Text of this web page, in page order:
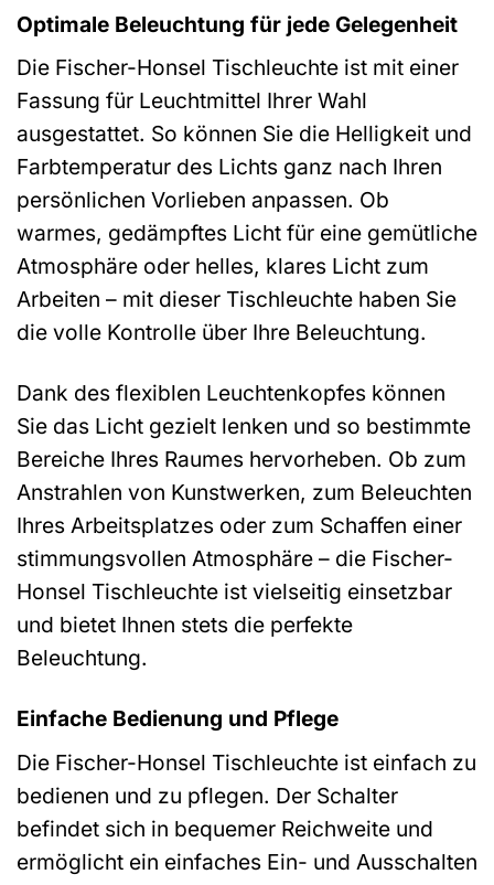
Optimale Beleuchtung für jede Gelegenheit
Die Fischer-Honsel Tischleuchte ist mit einer
Fassung für Leuchtmittel Ihrer Wahl
ausgestattet. So können Sie die Helligkeit und
Farbtemperatur des Lichts ganz nach Ihren
persönlichen Vorlieben anpassen. Ob
warmes, gedämpftes Licht für eine gemütliche
Atmosphäre oder helles, klares Licht zum
Arbeiten – mit dieser Tischleuchte haben Sie
die volle Kontrolle über Ihre Beleuchtung.
Dank des flexiblen Leuchtenkopfes können
Sie das Licht gezielt lenken und so bestimmte
Bereiche Ihres Raumes hervorheben. Ob zum
Anstrahlen von Kunstwerken, zum Beleuchten
Ihres Arbeitsplatzes oder zum Schaffen einer
stimmungsvollen Atmosphäre – die Fischer-
Honsel Tischleuchte ist vielseitig einsetzbar
und bietet Ihnen stets die perfekte
Beleuchtung.
Einfache Bedienung und Pflege
Die Fischer-Honsel Tischleuchte ist einfach zu
bedienen und zu pflegen. Der Schalter
befindet sich in bequemer Reichweite und
ermöglicht ein einfaches Ein- und Ausschalten